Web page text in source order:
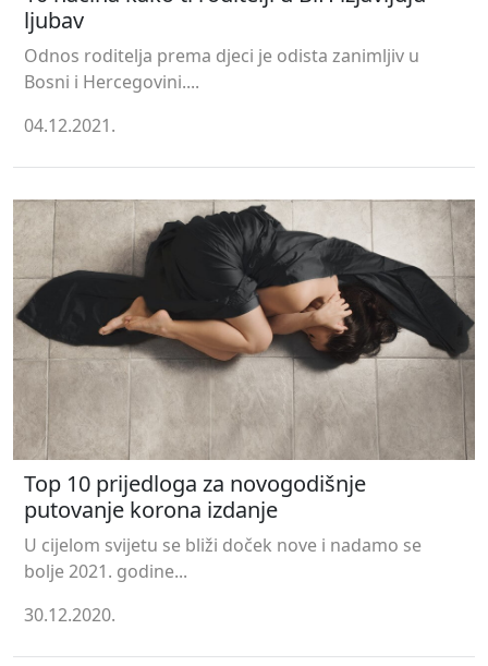
ljubav
Odnos roditelja prema djeci je odista zanimljiv u
Bosni i Hercegovini....
04.12.2021.
Top 10 prijedloga za novogodišnje
putovanje korona izdanje
U cijelom svijetu se bliži doček nove i nadamo se
bolje 2021. godine...
30.12.2020.